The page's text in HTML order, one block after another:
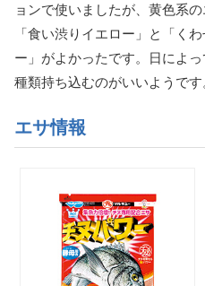
ョンで使いましたが、黄色系
「食い渋りイエロー」と「く
ー」がよかったです。日によ
種類持ち込むのがいいようです
エサ情報